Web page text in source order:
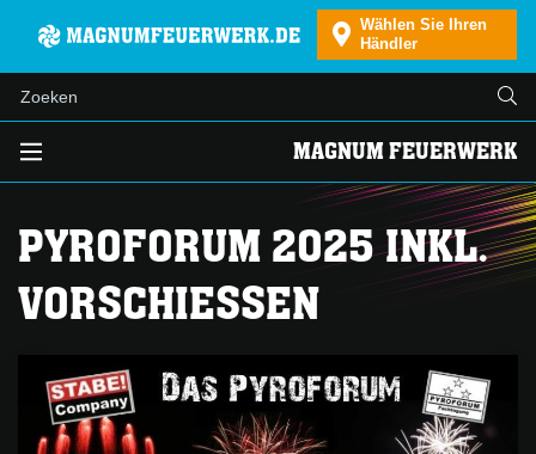
Wählen Sie Ihren
Händler
MAGNUM FEUERWERK
PYROFORUM 2025 INKL.
VORSCHIESSEN